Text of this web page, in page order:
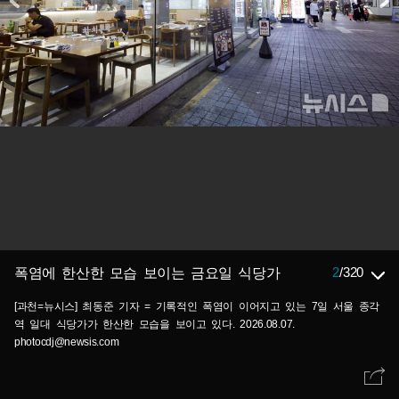
폭염에 한산한 모습 보이는 금요일 식당가 2/320
[과천=뉴시스] 최동준 기자 = 기록적인 폭염이 이어지고 있는 7일 서울 종각
역 일대 식당가가 한산한 모습을 보이고 있다. 2026.08.07.
photocdj@newsis.com